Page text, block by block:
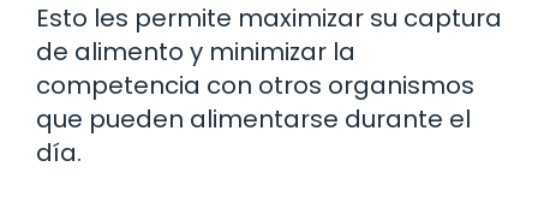
Esto les permite maximizar su captura
de alimento y minimizar la
competencia con otros organismos
que pueden alimentarse durante el
día.